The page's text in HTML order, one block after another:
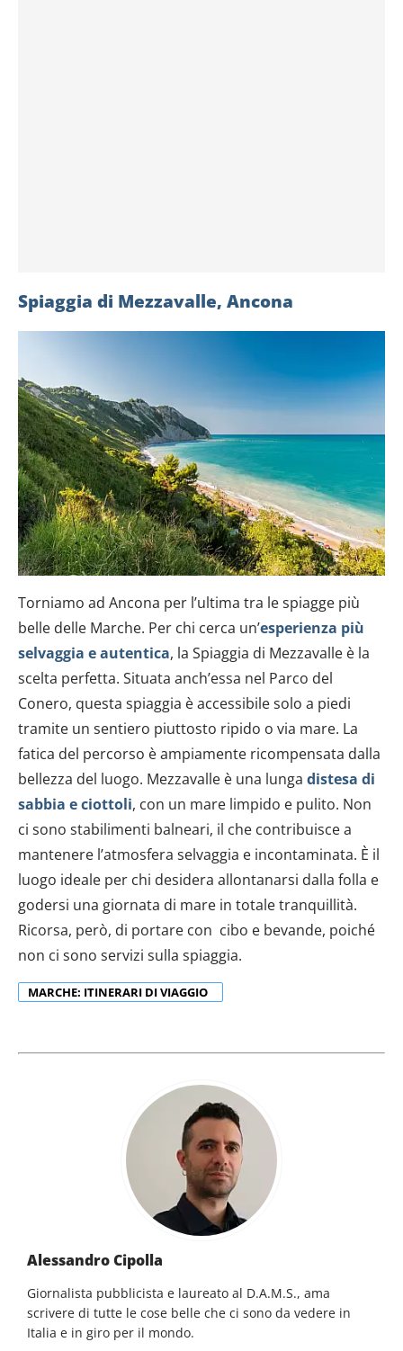
Spiaggia di Mezzavalle, Ancona
Torniamo ad Ancona per l’ultima tra le spiagge più
belle delle Marche. Per chi cerca un’esperienza più
selvaggia e autentica, la Spiaggia di Mezzavalle è la
scelta perfetta. Situata anch’essa nel Parco del
Conero, questa spiaggia è accessibile solo a piedi
tramite un sentiero piuttosto ripido o via mare. La
fatica del percorso è ampiamente ricompensata dalla
bellezza del luogo. Mezzavalle è una lunga distesa di
sabbia e ciottoli, con un mare limpido e pulito. Non
ci sono stabilimenti balneari, il che contribuisce a
mantenere l’atmosfera selvaggia e incontaminata. È il
luogo ideale per chi desidera allontanarsi dalla folla e
godersi una giornata di mare in totale tranquillità.
Ricorsa, però, di portare con cibo e bevande, poiché
non ci sono servizi sulla spiaggia.
MARCHE: ITINERARI DI VIAGGIO
Alessandro Cipolla
Giornalista pubblicista e laureato al D.A.M.S., ama
scrivere di tutte le cose belle che ci sono da vedere in
Italia e in giro per il mondo.